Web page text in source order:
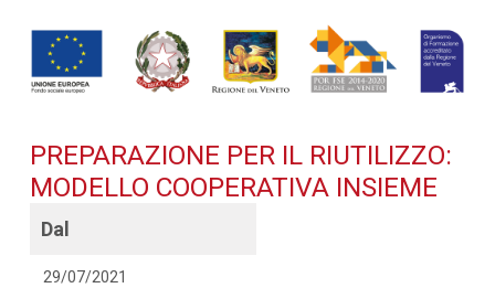
RIUTILIZZO: MODELLO
COOPERATIVA INSIEME -
formazione
PREPARAZIONE PER IL RIUTILIZZO:
MODELLO COOPERATIVA INSIEME
Dal
29/07/2021